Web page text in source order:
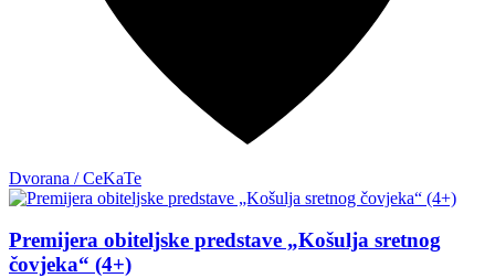
Dvorana / CeKaTe
Premijera obiteljske predstave „Košulja sretnog
čovjeka“ (4+)